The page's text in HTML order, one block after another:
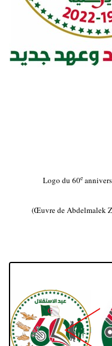
Logo du 60e
(Œuvre de Abdelmalek